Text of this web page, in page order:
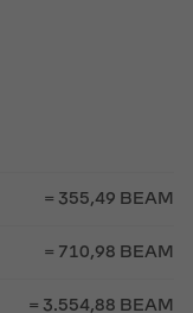
= 355,49 BEAM
= 710,98 BEAM
= 3.554,88 BEAM